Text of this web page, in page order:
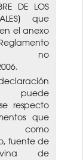
DE LOS
que
el anexo
no
puede
respecto
que
como
fuente de
de